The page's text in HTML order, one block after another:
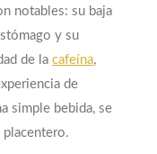
notables: su baja
y su
de la cafeína,
de
simple bebida, se